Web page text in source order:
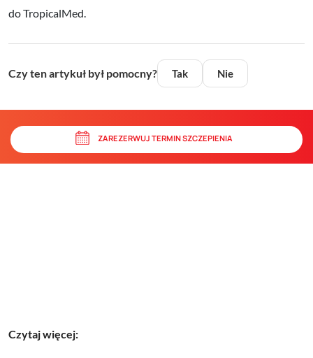
do TropicalMed.
Czy ten artykuł był pomocny? Tak Nie
ZAREZERWUJ TERMIN SZCZEPIENIA
Czytaj więcej: